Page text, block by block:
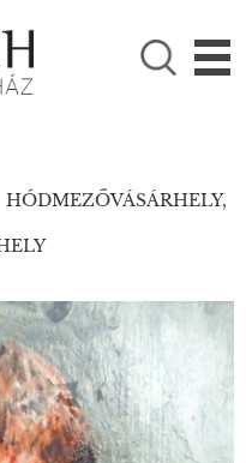

HÓDMEZŐVÁSÁRHELY,